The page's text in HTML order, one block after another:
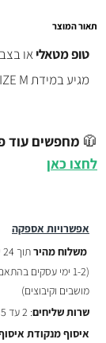
אפשרויות אספקה
משלוח מהירתוך 24 שעות :
(1-2 ימי עסקים בהתאם לשעת ההזמנה)
מושבים וקיבוצים)
שרות שליחים: 2 עד 5 ימי עסקים - ₪29
איסוף מנקודת
🧥 מחפשים עוד
לחצו כאן
תאור המוצר
טופ מטאליאו
מגיע במידת ONE SIZE M, ונמתח.